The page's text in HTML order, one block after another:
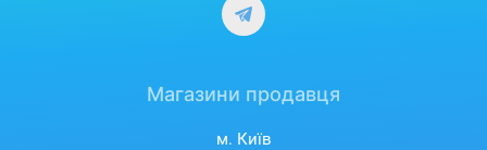
Магазини продавця
м. Київ